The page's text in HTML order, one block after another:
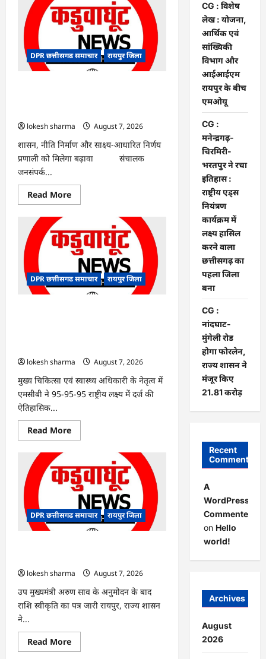
14
अगस्त
को
पूरे
छत्तीसगढ़
में
मनाया
जाएगा
DPR छत्तीसगढ समाचार रायपुर जिला
lokesh sharma
August 7, 2026
शासन, नीति निर्माण और साक्ष्य-आधारित निर्णय
प्रणाली को मिलेगा बढ़ावा संचालक
जनसंपर्क...
Read MoreRead
more
विशेष
लेख
:
योजना,
आर्थिक
एवं
सांख्यिकी
विभाग
DPR छत्तीसगढ समाचार रायपुर जिला
lokesh sharma
August 7, 2026
मुख्य चिकित्सा एवं स्वास्थ्य अधिकारी के नेतृत्व में
एमसीबी ने 95-95-95 राष्ट्रीय लक्ष्य में दर्ज की
ऐतिहासिक...
Read MoreRead
more
मनेन्द्रगढ़-
चिरमिरी-
भरतपुर
रचा
इतिहास
:
राष्ट्रीय
लक्ष्य
हासिल
करने
वाला
छत्तीसगढ़
जिला
DPR छत्तीसगढ समाचार रायपुर जिला
lokesh sharma
August 7, 2026
उप मुख्यमंत्री अरुण साव के अनुमोदन के बाद
राशि स्वीकृति का पत्र जारी रायपुर, राज्य शासन
ने...
Read MoreRead
more
CG : विशेष
लेख : योजना,
आर्थिक एवं
सांख्यिकी
विभाग और
आईआईएम
रायपुर के बीच
एमओयू
CG :
मनेन्द्रगढ़-
चिरमिरी-
भरतपुर ने रचा
इतिहास :
राष्ट्रीय एड्स
नियंत्रण
कार्यक्रम में
लक्ष्य हासिल
करने वाला
छत्तीसगढ़ का
पहला जिला
बना
CG :
नांदघाट-
मुंगेली रोड
होगा फोरलेन,
राज्य शासन ने
मंजूर किए
21.81 करोड़
Recent
Comments
A
WordPress
Commenter
on Hello
world!
Archives
August
2026